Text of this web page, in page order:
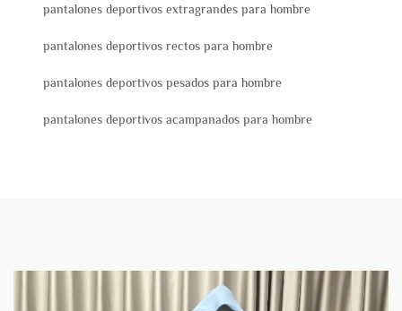
pantalones deportivos extragrandes para hombre
pantalones deportivos rectos para hombre
pantalones deportivos pesados para hombre
pantalones deportivos acampanados para hombre